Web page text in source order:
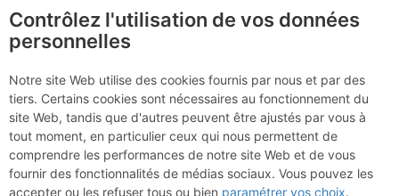
Nouveau refuge du
Goûter
Activités
Contrôlez l'utilisation de vos données
personnelles
Notre site Web utilise des cookies fournis par nous et par des
tiers. Certains cookies sont nécessaires au fonctionnement du
site Web, tandis que d'autres peuvent être ajustés par vous à
tout moment, en particulier ceux qui nous permettent de
comprendre les performances de notre site Web et de vous
fournir des fonctionnalités de médias sociaux. Vous pouvez les
accepter ou les refuser tous ou bien paramétrer vos choix.